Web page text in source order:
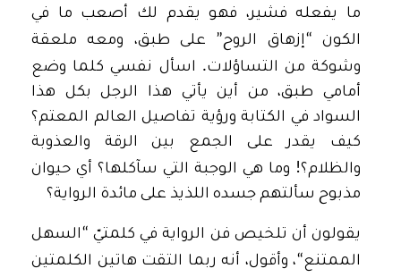
ما يفعله فشير، فهو يقدم لك أصعب ما في
الكون “إزهاق الروح” على طبق، ومعه ملعقة
وشوكة من التساؤلات. اسأل نفسي كلما وضع
أمامي طبق، من أين يأتي هذا الرجل بكل هذا
السواد في الكتابة ورؤية تفاصيل العالم المعتم؟
كيف يقدر على الجمع بين الرقة والعذوبة
والظلام؟! وما هي الوجبة التي سآكلها؟ أي حيوان
مذبوح سألتهم جسده اللذيذ على مائدة الرواية؟
يقولون أن تلخيص فن الرواية في كلمتيّ “السهل
الممتنع“، وأقول، أنه ربما التقت هاتين الكلمتين